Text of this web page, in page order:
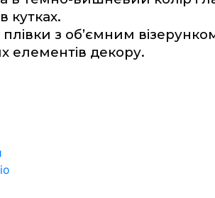
кутках.
плівки з об’ємним
елементів декору.